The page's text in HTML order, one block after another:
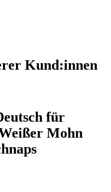
Kund:innen
für
Mohn